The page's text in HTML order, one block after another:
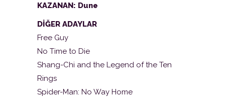
KAZANAN: Dune
DİĞER ADAYLAR
Free Guy
No Time to Die
Shang-Chi and the Legend of the Ten
Rings
Spider-Man: No Way Home